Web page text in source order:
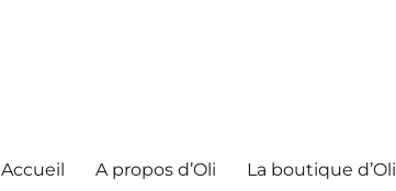
Accueil A propos d’Oli La boutique d’Oli